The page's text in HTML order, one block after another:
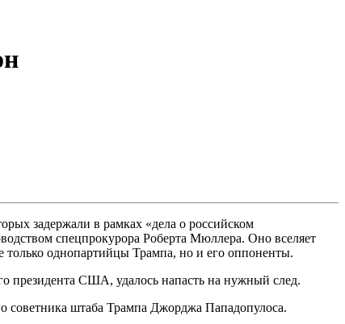
задержали в рамках «дела о российском
спецпрокурора Роберта Мюллера. Оно вселяет
только однопартийцы Трампа, но и его оппоненты.
президента США, удалось напасть на нужный след.
советника штаба Трампа Джорджа Пападопулоса.